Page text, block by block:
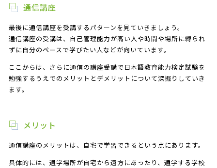
通信講座
最後に通信講座を受講するパターンを見ていきましょう。
通信講座の受講は、自己管理能力が高い人や時間や場所に縛られ
ずに自分のペースで学びたい人などが向いています。
ここからは、さらに通信の講座受講で日本語教育能力検定試験を
勉強するうえでのメリットとデメリットについて深掘りしていき
ます。
メリット
通信講座のメリットは、自宅で学習できるという点にあります。
具体的には、通学場所が自宅から遠方にあったり、通学する学校